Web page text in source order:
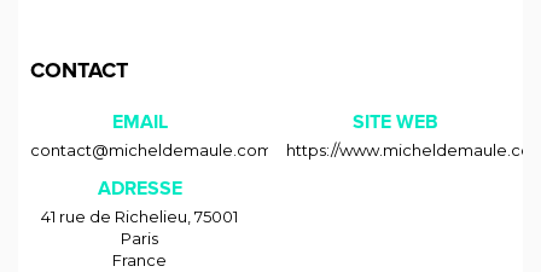
CONTACT
EMAIL
contact@micheldemaule.com
SITE WEB
https://
ADRESSE
41 rue de Richelieu ,75001
Paris
France